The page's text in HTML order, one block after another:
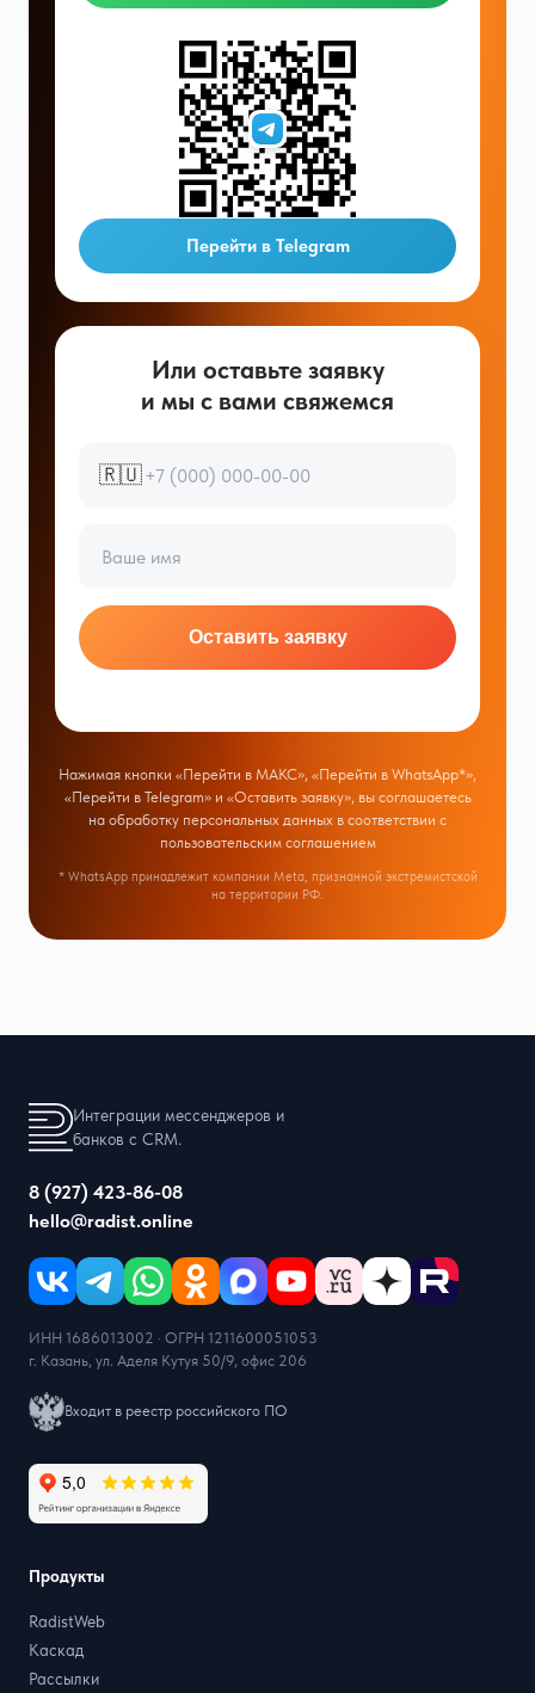
Перейти в Telegram
Или оставьте заявку
и мы с вами свяжемся
🇷🇺
Оставить заявку
Нажимая кнопки «Перейти в МАКС», «Перейти в WhatsApp*»,
«Перейти в Telegram» и «Оставить заявку», вы соглашаетесь
на обработку персональных данных в соответствии с
пользовательским соглашением
* WhatsApp принадлежит компании Meta, признанной экстремистской
на территории РФ.
Интеграции мессенджеров и
банков с CRM.
8 (927) 423-86-08
hello@radist.online
ИНН 1686013002 · ОГРН 1211600051053
г. Казань, ул. Аделя Кутуя 50/9, офис 206
Входит в реестр российского ПО
Продукты
RadistWeb
Каскад
Рассылки